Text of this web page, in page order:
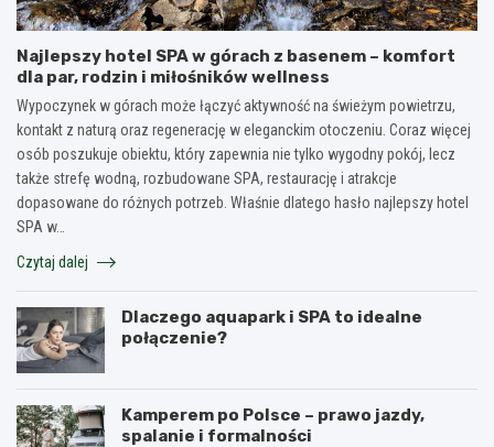
Najlepszy hotel SPA w górach z basenem – komfort
dla par, rodzin i miłośników wellness
Wypoczynek w górach może łączyć aktywność na świeżym powietrzu,
kontakt z naturą oraz regenerację w eleganckim otoczeniu. Coraz więcej
osób poszukuje obiektu, który zapewnia nie tylko wygodny pokój, lecz
także strefę wodną, rozbudowane SPA, restaurację i atrakcje
dopasowane do różnych potrzeb. Właśnie dlatego hasło najlepszy hotel
SPA w…
Czytaj dalej
Dlaczego aquapark i SPA to idealne
połączenie?
Kamperem po Polsce – prawo jazdy,
spalanie i formalności